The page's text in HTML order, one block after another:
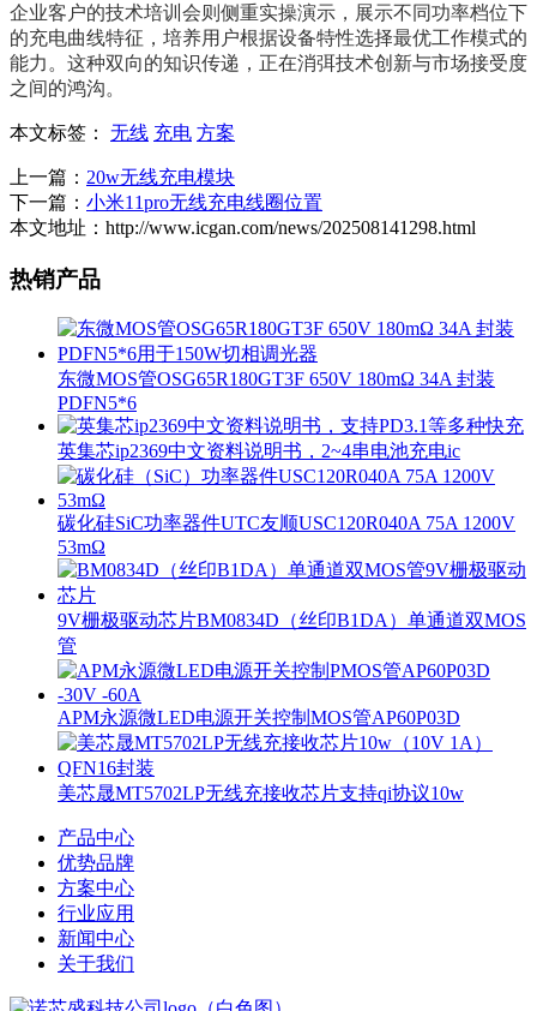
企业客户的技术培训会则侧重实操演示，展示不同功率档位下
的充电曲线特征，培养用户根据设备特性选择最优工作模式的
能力。这种双向的知识传递，正在消弭技术创新与市场接受度
之间的鸿沟。
本文标签： 无线 充电 方案
上一篇： 20w无线充电模块
下一篇： 小米11pro无线充电线圈位置
本文地址：http://www.icgan.com/news/202508141298.html
热销产品
东微MOS管OSG65R180GT3F 650V 180mΩ 34A 封装
PDFN5*6
英集芯ip2369中文资料说明书，2~4串电池充电ic
碳化硅SiC功率器件UTC友顺USC120R040A 75A 1200V
53mΩ
9V栅极驱动芯片BM0834D（丝印B1DA）单通道双MOS
管
APM永源微LED电源开关控制MOS管AP60P03D
美芯晟MT5702LP无线充接收芯片支持qi协议10w
产品中心
优势品牌
方案中心
行业应用
新闻中心
关于我们